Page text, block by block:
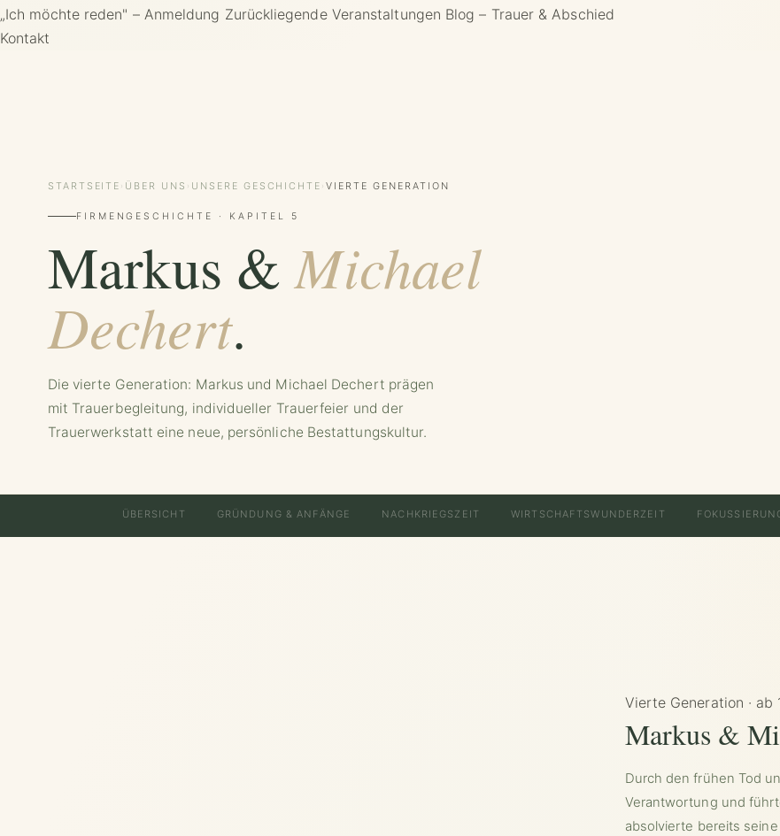
„Ich möchte reden" – Anmeldung Zurückliegende Veranstaltungen Blog – Trauer & Abschied
Kontakt
STARTSEITE › ÜBER UNS › UNSERE GESCHICHTE ›VIERTE GENERATION
FIRMENGESCHICHTE · KAPITEL 5
Markus &Michael
Dechert.
Die vierte Generation: Markus und Michael Dechert prägen
mit Trauerbegleitung, individueller Trauerfeier und der
Trauerwerkstatt eine neue, persönliche Bestattungskultur.
ÜBERSICHT GRÜNDUNG & ANFÄNGE NACHKRIEGSZEIT WIRTSCHAFTSWUNDERZEIT
Vierte Generation · ab
Markus &
Durch den frühen Tod
Verantwortung und
absolvierte bereits